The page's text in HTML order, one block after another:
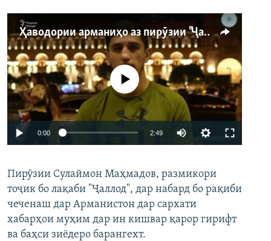
Ҳаводории арманиҳо аз пирӯзии "Ҷаллод"-и тоҷик
Auto 240p 360p 480p
720p 1080p
Феълан кор намекунад
0:00 2:49
360p
480p
Пирӯзии Сулаймон Маҳмадов, размикори
тоҷик бо лақаби "Ҷаллод", дар набард бо рақиби
чеченаш дар Арманистон дар сархати
хабарҳои муҳим дар ин кишвар қарор гирифт
ва баҳси зиёдеро барангехт.